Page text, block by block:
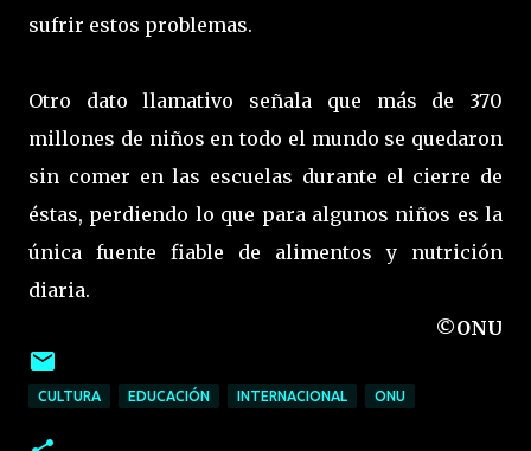
sufrir estos problemas.
Otro dato llamativo señala que más de 370
millones de niños en todo el mundo se quedaron
sin comer en las escuelas durante el cierre de
éstas, perdiendo lo que para algunos niños es la
única fuente fiable de alimentos y nutrición
diaria.
©ONU
CULTURA EDUCACIÓN INTERNACIONAL ONU